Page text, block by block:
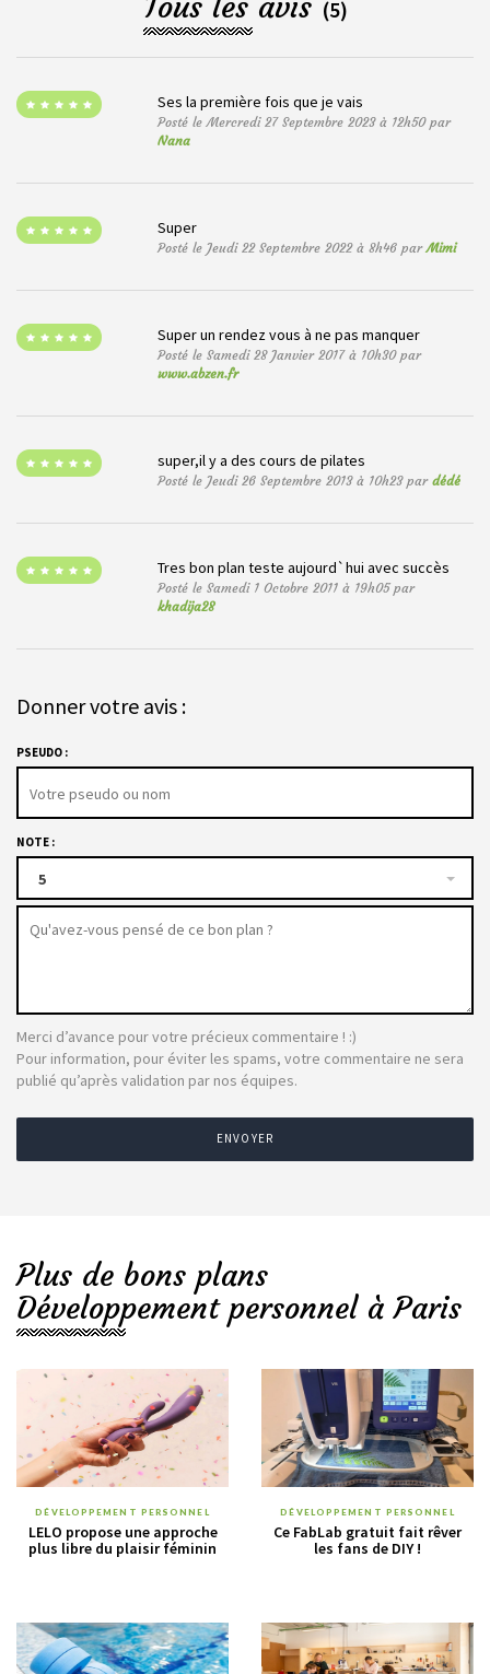
(5)
Ses la première fois que je vais
Posté le Mercredi 27 Septembre 2023 à 12h50 par
Nana
Super
Posté le Jeudi 22 Septembre 2022 à 8h46 parMimi
Super un rendez vous à ne pas manquer
Posté le Samedi 28 Janvier 2017 à 10h30 par
www.abzen.fr
super,il y a des cours de pilates
Posté le Jeudi 26 Septembre 2013 à 10h23 pardédé
Tres bon plan teste aujourd`hui avec succès
Posté le Samedi 1 Octobre 2011 à 19h05 par
khadija28
Donner votre avis :
PSEUDO :
NOTE :
5
Merci d’avance pour votre précieux commentaire ! :)
Pour information, pour éviter les spams, votre commentaire ne sera
publié qu’après validation par nos équipes.
ENVOYER
Plus de bons plans
Développement personnel à Paris
DÉVELOPPEMENT PERSONNEL
LELO propose une approche
plus libre du plaisir féminin
DÉVELOPPEMENT PERSONNEL
Ce FabLab gratuit fait rêver
les fans de DIY !